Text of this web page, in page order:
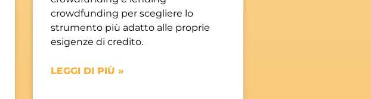
crowdfunding per scegliere lo
strumento più adatto alle proprie
esigenze di credito.
LEGGI DI PIÙ »